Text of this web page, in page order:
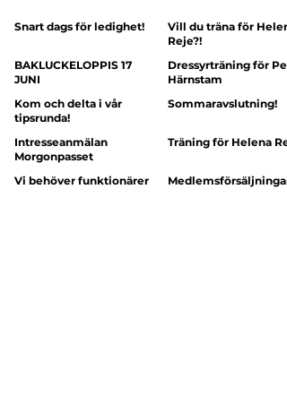
Snart dags för ledighet!
Vill du träna för
Reje?!
BAKLUCKELOPPIS 17
JUNI
Dressyrträning för
Härnstam
Kom och delta i vår
tipsrunda!
Sommaravslutning!
Intresseanmälan
Morgonpasset
Träning för Helena
Vi behöver funktionärer
Medlemsförsäljningar